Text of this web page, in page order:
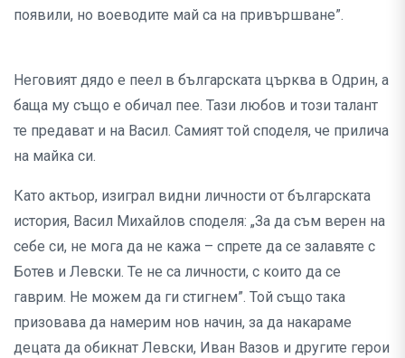
появили, но воеводите май са на привършване”.
Неговият дядо е пеел в българската църква в Одрин, а
баща му също е обичал пее. Тази любов и този талант
те предават и на Васил. Самият той споделя, че прилича
на майка си.
Като актьор, изиграл видни личности от българската
история, Васил Михайлов споделя: „За да съм верен на
себе си, не мога да не кажа – спрете да се залавяте с
Ботев и Левски. Те не са личности, с които да се
гаврим. Не можем да ги стигнем”. Той също така
призовава да намерим нов начин, за да накараме
децата да обикнат Левски, Иван Вазов и другите герои